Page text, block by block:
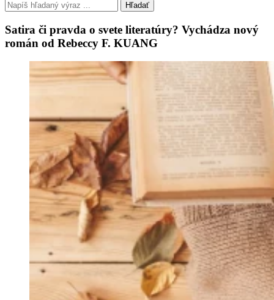
Hľadať
Satira či pravda o svete literatúry? Vychádza nový
román od Rebeccy F. KUANG